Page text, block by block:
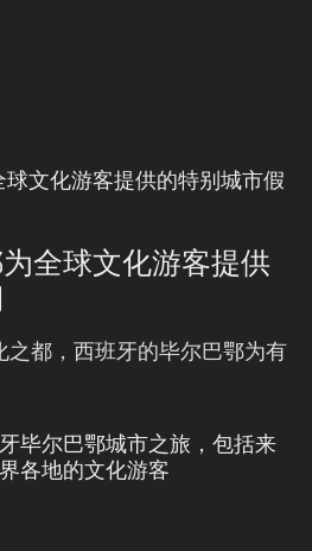
全球文化游客提供
都，西班牙的毕尔巴鄂为有
毕尔巴鄂城市之旅，包括来
各地的文化游客